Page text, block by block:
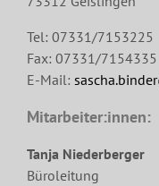
Tel: 07331/7153225
Fax: 07331/7154335
E-Mail:
Mitarbeiter:innen:
Tanja Niederberger
Büroleitung